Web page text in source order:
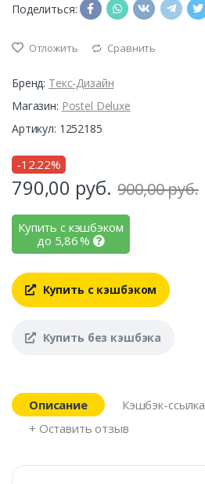
Поделиться:
Отложить Сравнить
Бренд: Текс-Дизайн
Магазин: Postel Deluxe
Артикул: 1252185
-12.22%
790,00 руб. 900,00 руб.
Купить с кэшбэком
до 5,86%
Купить с кэшбэком
Купить без кэшбэка
Описание
Кэшбэк-ссылка
+ Оставить отзыв